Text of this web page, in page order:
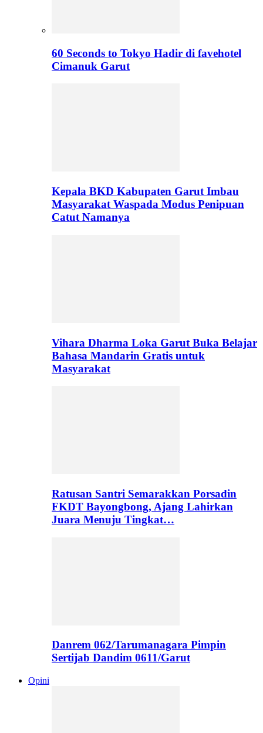
60 Seconds to Tokyo Hadir di favehotel
Cimanuk Garut
Kepala BKD Kabupaten Garut Imbau
Masyarakat Waspada Modus Penipuan
Catut Namanya
Vihara Dharma Loka Garut Buka Belajar
Bahasa Mandarin Gratis untuk
Masyarakat
Ratusan Santri Semarakkan Porsadin
FKDT Bayongbong, Ajang Lahirkan
Juara Menuju Tingkat…
Danrem 062/Tarumanagara Pimpin
Sertijab Dandim 0611/Garut
Opini